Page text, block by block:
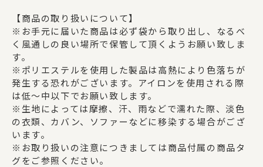
【商品の取り扱いについて】
※お手元に届いた商品は必ず袋から取り出し、なるべ
く風通しの良い場所で保管して頂くようお願い致しま
す。
※ポリエステルを使用した製品は高熱により色落ちが
発生する恐れがございます。アイロンを使用される際
は低～中以下でお願い致します。
※生地によっては摩擦、汗、雨などで濡れた際、淡色
の衣類、カバン、ソファーなどに移染する場合がござ
います。
※お取り扱いの注意につきましては商品付属の商品タ
グをご参照ください。